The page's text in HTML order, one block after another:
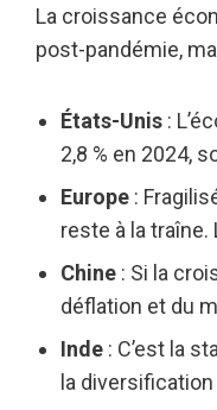
La croissance
post-pandémie,
États-Unis:
2,8 % en 2024,
Europe:
reste à la traîne.
Chine: Si la
déflation et du
Inde: C’est la
la